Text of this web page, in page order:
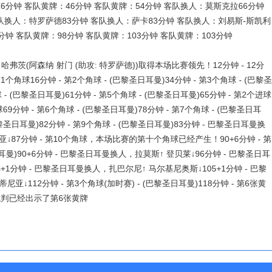
分钟 客队黄牌：46分钟 客队黄牌：54分钟 客队换人：莫斯克拉66分钟
人：特罗萨德83分钟 客队换人：萨卡83分钟 客队换人：刘易斯-斯凯利
钟 客队黄牌：98分钟 客队黄牌：103分钟 客队黄牌：103分钟
弗茨(阿森纳 射门 (助攻: 特罗萨德))取得本场比赛领先！12分钟 - 12分
个角球16分钟 - 第2个角球 - (巴黎圣日耳曼)34分钟 - 第3个角球 - (巴黎圣
- (巴黎圣日耳曼)61分钟 - 第5个角球 - (巴黎圣日耳曼)65分钟 - 第2个进球
分钟 - 第6个角球 - (巴黎圣日耳曼)78分钟 - 第7个角球 - (巴黎圣日耳
日耳曼)82分钟 - 第9个角球 - (巴黎圣日耳曼)83分钟 - 巴黎圣日耳曼换
↓87分钟 - 第10个角球，本场比赛的第十个角球已经产生！90+6分钟 - 第
曼)90+6分钟 - 巴黎圣日耳曼换人，拉莫斯↑ 登贝莱↓96分钟 - 巴黎圣日耳
分钟 - 巴黎圣日耳曼换人，扎巴尔尼↑ 马尔基尼奥斯↓105+1分钟 - 巴黎
尼亚↓112分钟 - 第3个角球(加时赛) - (巴黎圣日耳曼)118分钟 - 第6张黄
已经出示了第6张黄牌